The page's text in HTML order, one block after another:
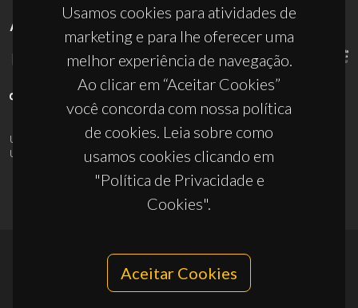
Usamos cookies para atividades de
marketing e para lhe oferecer uma
melhor experiência de navegação.
Ao clicar em “Aceitar Cookies”
você concorda com nossa política
de cookies. Leia sobre como
usamos cookies clicando em
"Política de Privacidade e
Cookies".
Aceitar Cookies
APOIOS
UID/PRR/50011/2025 (DOI:10.54499/UID/PRR/50011/2025
UID/PRR2/50011/2025(DOI: 10.54499/UID/PRR2/50011/2025
© 2026, CICECO
Privacy Policy